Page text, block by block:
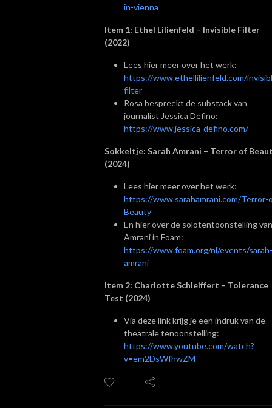
in-vienna
Item 1: Ethel Lilienfeld – Invisible Filter
(2022)
Lees hier meer over het werk:
https://www.ethellilienfeld.com/
filter
Rosa bespreekt de substack van
journalist Jessica Defino:
https://www.jessica-defino.com/
Sokkeltje: Sarah Amrani – Terror of
(2024)
Lees hier meer over het werk:
https://www.sarahamrani.com/Terror-
Beauty
En hier over de solotentoonstelling van
Amrani in Foam:
https://www.foam.org/nl/events/sarah-
amrani
Item 2: Charlotte Schleiffert – Tolerance
Test (2024)
Via deze link krijg je een indruk van de
theatrale tenoonstelling:
https://www.youtube.com/watch?
v=em2DsWfhwZM